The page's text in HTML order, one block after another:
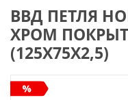
Колеса
ВВД ПЕТЛЯ
ХРОМ
(125Х75Х2,5)